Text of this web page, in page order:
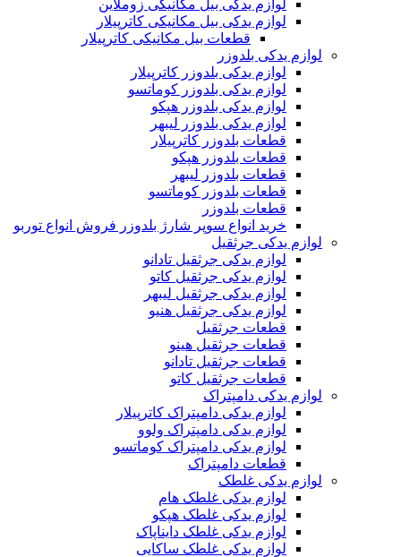
لوازم یدکی بیل مکانیکی زوملاین
لوازم یدکی بیل مکانیکی کاترپیلار
قطعات بیل مکانیکی کاترپیلار
لوازم یدکی بلدوزر
لوازم یدکی بلدوزر کاترپیلار
لوازم یدکی بلدوزر کوماتسو
لوازم یدکی بلدوزر هپکو
لوازم یدکی بلدوزر لیبهر
قطعات بلدوزر کاترپیلار
قطعات بلدوزر هپکو
قطعات بلدوزر لیبهر
قطعات بلدوزر کوماتسو
قطعات بلدوزر
خرید انواع سوپر شارژ بلدوزر فروش انواع توربو
لوازم یدکی جرثقیل
لوازم یدکی جرثقیل تادانو
لوازم یدکی جرثقیل کاتو
لوازم یدکی جرثقیل لیبهر
لوازم یدکی جرثقیل هنیو
قطعات جرثقیل
قطعات جرثقیل هینو
قطعات جرثقیل تادانو
قطعات جرثقیل کاتو
لوازم یدکی دامپتراک
لوازم یدکی دامپتراک کاترپیلار
لوازم یدکی دامپتراک ولوو
لوازم یدکی دامپتراک کوماتسو
قطعات دامپتراک
لوازم یدکی غلطک
لوازم یدکی غلطک هام
لوازم یدکی غلطک هپکو
لوازم یدکی غلطک دایناپاک
لوازم یدکی غلطک ساکایی